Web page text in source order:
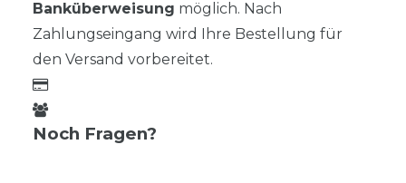
Banküberweisung möglich. Nach
Zahlungseingang wird Ihre Bestellung für
den Versand vorbereitet.
Noch Fragen?